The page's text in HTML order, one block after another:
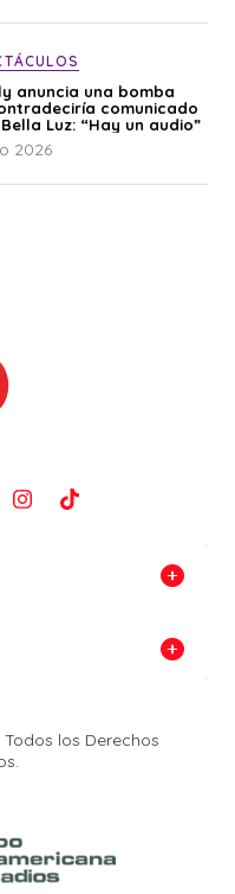
anuncia una bomba
comunicado
Luz: “Hay un audio”
2026
los Derechos